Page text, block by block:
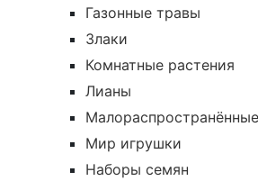
Газонные травы
Злаки
Комнатные растения
Лианы
Мир игрушки
Наборы семян